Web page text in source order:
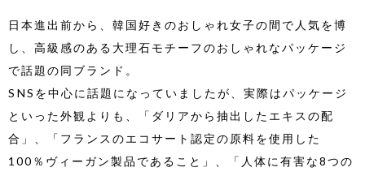
日本進出前から、韓国好きのおしゃれ女子の間で人気を博
し、高級感のある大理石モチーフのおしゃれなパッケージ
で話題の同ブランド。
SNSを中心に話題になっていましたが、実際はパッケージ
といった外観よりも、「ダリアから抽出したエキスの配
合」、「フランスのエコサート認定の原料を使用した
100％ヴィーガン製品であること」、「人体に有害な8つの